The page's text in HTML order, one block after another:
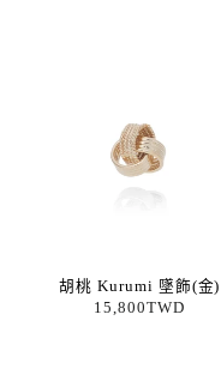
胡桃 Kurumi 墜飾(金)
15,800TWD